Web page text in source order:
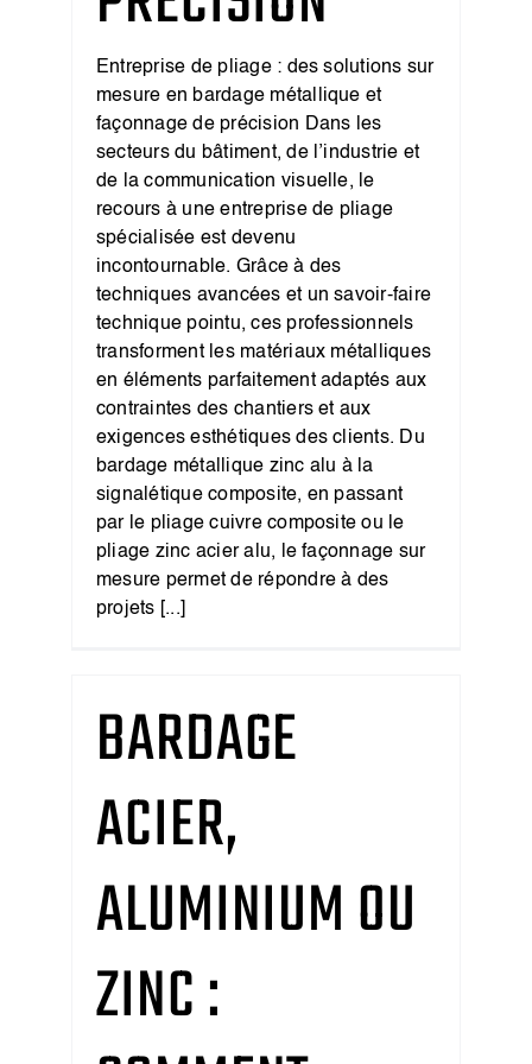
Entreprise de pliage : des solutions sur
mesure en bardage métallique et
façonnage de précision Dans les
secteurs du bâtiment, de l’industrie et
de la communication visuelle, le
recours à une entreprise de pliage
spécialisée est devenu
incontournable. Grâce à des
techniques avancées et un savoir-faire
technique pointu, ces professionnels
transforment les matériaux métalliques
en éléments parfaitement adaptés aux
contraintes des chantiers et aux
exigences esthétiques des clients. Du
bardage métallique zinc alu à la
signalétique composite, en passant
par le pliage cuivre composite ou le
pliage zinc acier alu, le façonnage sur
mesure permet de répondre à des
projets [...]
BARDAGE
ACIER,
ALUMINIUM OU
ZINC :